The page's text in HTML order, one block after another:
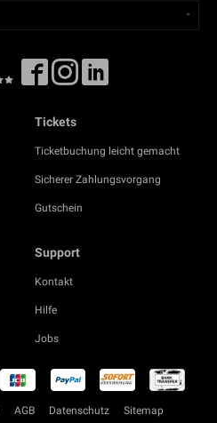
Tickets
Ticketbuchung leicht gemacht
Sicherer Zahlungsvorgang
Gutschein
Support
Kontakt
Hilfe
Jobs
AGB Datenschutz Sitemap